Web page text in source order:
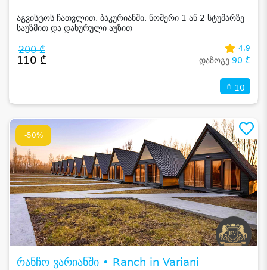
აგვისტოს ჩათვლით, ბაკურიანში, ნომერი 1 ან 2 სტუმარზე
საუზმით და დახურული აუზით
200 ₾
110 ₾
4.9
დაზოგე 90 ₾
10
-50%
რანჩო ვარიანში • Ranch in Variani